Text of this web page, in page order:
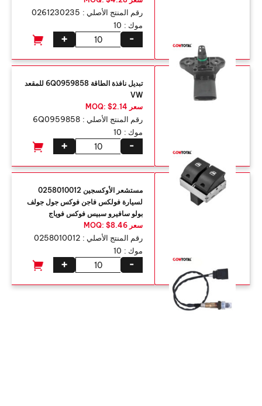
رقم المنتج الأصلي : 0261230235
موك : 10
+ -
تبديل نافذة الطاقة 6Q0959858 للمقعد
VW
سعر MOQ: $2.14
رقم المنتج الأصلي : 6Q0959858
موك : 10
+ -
مستشعر الأوكسجين 0258010012
لسيارة فولكس فاجن فوكس جول جولف
بولو سافيرو سبيس فوكس فوياج
سعر MOQ: $8.46
رقم المنتج الأصلي : 0258010012
موك : 10
+ -